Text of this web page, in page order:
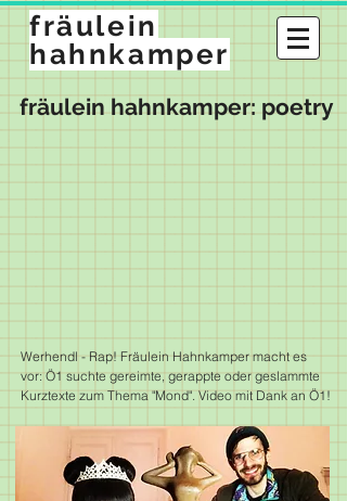
fräulein
hahnkamper
fräulein hahnkamper: poetry
Werhendl - Rap! Fräulein Hahnkamper macht es
vor: Ö1 suchte gereimte, gerappte oder geslammte
Kurztexte zum Thema "Mond". Video mit Dank an Ö1!